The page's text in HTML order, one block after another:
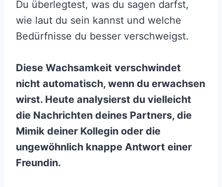
Du überlegtest, was du sagen darfst,
wie laut du sein kannst und welche
Bedürfnisse du besser verschweigst.
Diese Wachsamkeit verschwindet
nicht automatisch, wenn du erwachsen
wirst. Heute analysierst du vielleicht
die Nachrichten deines Partners, die
Mimik deiner Kollegin oder die
ungewöhnlich knappe Antwort einer
Freundin.